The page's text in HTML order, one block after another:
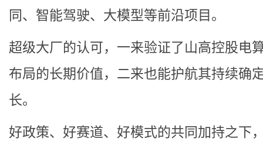
同、智能驾驶、大模型等前沿项目。
超级大厂的认可，一来验证了山高控股电
布局的长期价值，二来也能护航其持续确
长。
好政策、好赛道、好模式的共同加持之下